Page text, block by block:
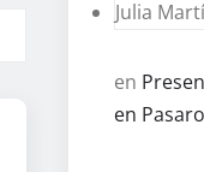
Julia
en
en